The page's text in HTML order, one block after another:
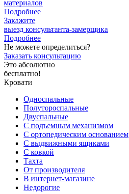
материалов
Подробнее
Закажите
выезд консультанта-замерщика
Подробнее
Не можете определиться?
Заказать консультацию
Это абсолютно
бесплатно!
Кровати
Односпальные
Полутороспальные
Двуспальные
С подъемным механизмом
С ортопедическим основанием
С выдвижными ящиками
С ковкой
Тахта
От производителя
В интернет-магазине
Недорогие